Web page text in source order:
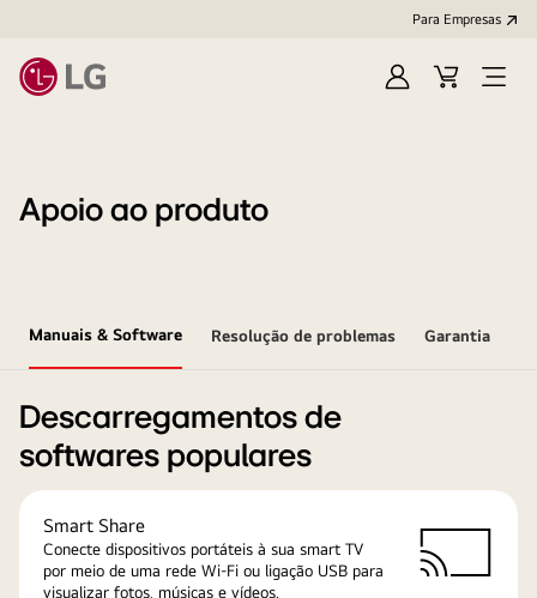
Para Empresas
IniciarCart
Open
Apoio ao produto
Manuais & Software Resolução de problemas Garantia
Descarregamentos de
softwares populares
Smart Share
Conecte dispositivos portáteis à sua smart TV
por meio de uma rede Wi-Fi ou ligação USB para
visualizar fotos, músicas e vídeos.